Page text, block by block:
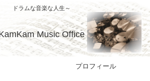
ドラムな音楽な人生～
Music Office
プロフィール